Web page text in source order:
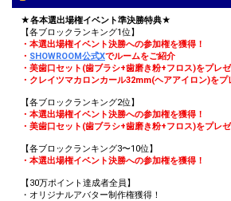
★各本選出場権イベント準決勝特典★
【各ブロックランキング1位】
・本選出場権イベント決勝への参加権を獲得！
・ SHOWROOM公式Xでルームをご紹介
・美歯口セット(歯ブラシ+歯磨き粉+フロス)をプレゼ
・クレイツマカロンカール32mm(ヘアアイロン)をプ
【各ブロックランキング2位】
・本選出場権イベント決勝への参加権を獲得！
・美歯口セット(歯ブラシ+歯磨き粉+フロス)をプレゼ
【各ブロックランキング3〜10位】
・本選出場権イベント決勝への参加権を獲得！
【30万ポイント達成者全員】
・オリジナルアバター制作権獲得！